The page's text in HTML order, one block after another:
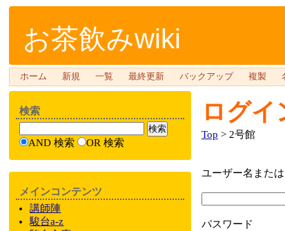
お茶飲みwiki
ホーム 新規 一覧 最終更新 バックアップ 複製
ログイ
Top > 2号館
ユーザー名また
パスワード
検索
AND 検索 OR 検索
メインコンテンツ
講師陣
駿台a-z